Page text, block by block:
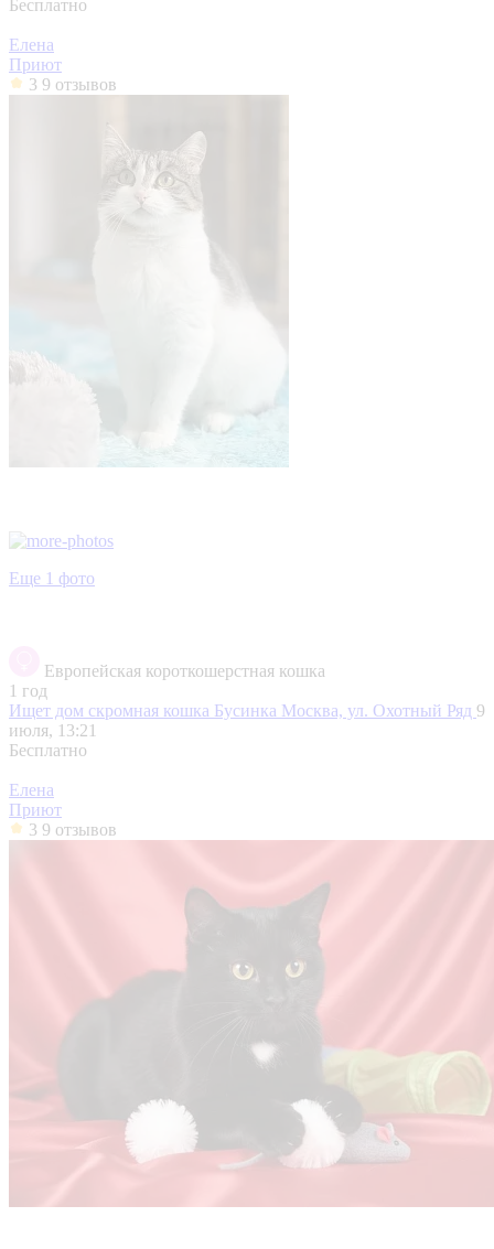
Бесплатно
Елена
Приют
3 9 отзывов
Еще 1 фото
Европейская короткошерстная кошка
1 год
Ищет дом скромная кошка Бусинка Москва, ул. Охотный Ряд 9
июля, 13:21
Бесплатно
Елена
Приют
3 9 отзывов